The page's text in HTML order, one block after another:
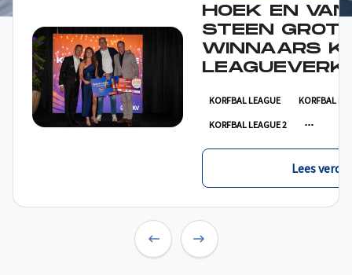
HOEK EN VAN
STEEN
WINNAARS
KORFBAL LEAGUE KORFBAL
KORFBAL LEAGUE 2
Lees verder